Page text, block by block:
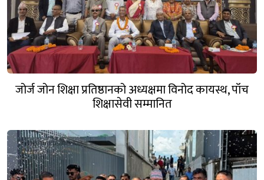
जोर्ज जोन शिक्षा प्रतिष्ठानको अध्यक्षमा विनोद कायस्थ, पाँच
शिक्षासेवी सम्मानित